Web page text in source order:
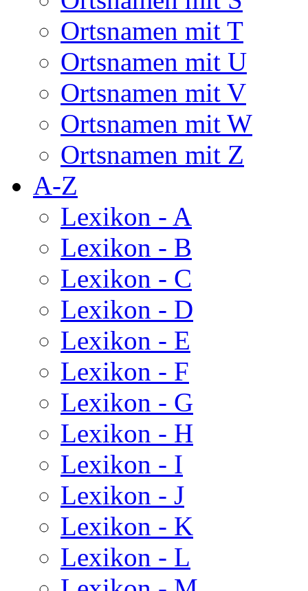
Ortsnamen mit T
Ortsnamen mit U
Ortsnamen mit V
Ortsnamen mit W
Ortsnamen mit Z
A-Z
Lexikon - A
Lexikon - B
Lexikon - C
Lexikon - D
Lexikon - E
Lexikon - F
Lexikon - G
Lexikon - H
Lexikon - I
Lexikon - J
Lexikon - K
Lexikon - L